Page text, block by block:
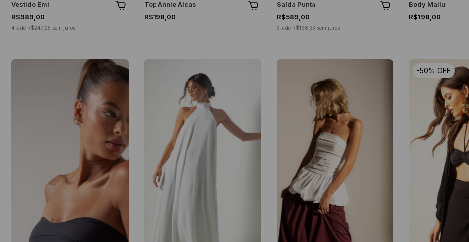
Vestido Emi
R$989,00
4 x de R$247,25 sem juros
Top Annie Alças
R$198,00
Saída Punta
R$589,00
3 x de R$196,33 sem juros
Body Mallu
R$198,00
-50%OFF